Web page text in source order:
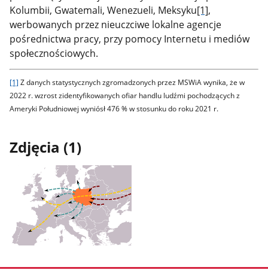
Kolumbii, Gwatemali, Wenezueli, Meksyku[1],
werbowanych przez nieuczciwe lokalne agencje
pośrednictwa pracy, przy pomocy Internetu i mediów
społecznościowych.
[1] Z danych statystycznych zgromadzonych przez MSWiA wynika, że w
2022 r. wzrost zidentyfikowanych ofiar handlu ludźmi pochodzących z
Ameryki Południowej wyniósł 476 % w stosunku do roku 2021 r.
Zdjęcia (1)
zdjęcie